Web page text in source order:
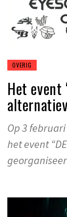
OVERIG
Het event
Op 3
het event